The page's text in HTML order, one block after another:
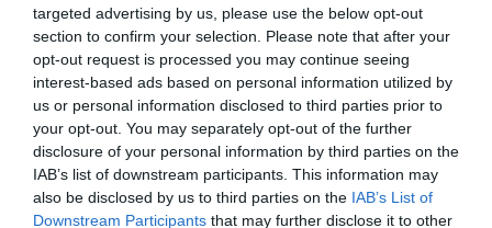
targeted advertising by us, please use the below opt-out
section to confirm your selection. Please note that after your
opt-out request is processed you may continue seeing
interest-based ads based on personal information utilized by
us or personal information disclosed to third parties prior to
your opt-out. You may separately opt-out of the further
disclosure of your personal information by third parties on the
IAB’s list of downstream participants. This information may
also be disclosed by us to third parties on the IAB’s List of
Downstream Participants that may further disclose it to other